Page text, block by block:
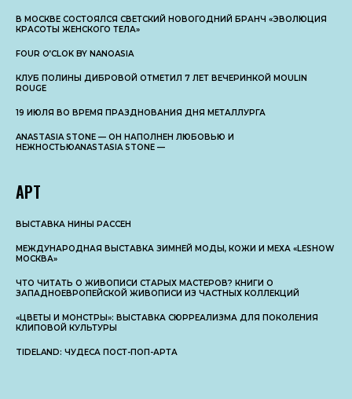
В МОСКВЕ СОСТОЯЛСЯ СВЕТСКИЙ НОВОГОДНИЙ БРАНЧ «ЭВОЛЮЦИЯ
КРАСОТЫ ЖЕНСКОГО ТЕЛА»
FOUR O’CLOK BY NANOASIA
КЛУБ ПОЛИНЫ ДИБРОВОЙ ОТМЕТИЛ 7 ЛЕТ ВЕЧЕРИНКОЙ MOULIN
ROUGE
19 ИЮЛЯ ВО ВРЕМЯ ПРАЗДНОВАНИЯ ДНЯ МЕТАЛЛУРГА
ANASTASIA STONE — ОН НАПОЛНЕН ЛЮБОВЬЮ И
НЕЖНОСТЬЮANASTASIA STONE —
АРТ
ВЫСТАВКА НИНЫ РАССЕН
МЕЖДУНАРОДНАЯ ВЫСТАВКА ЗИМНЕЙ МОДЫ, КОЖИ И МЕХА «LESHOW
МОСКВА»
ЧТО ЧИТАТЬ О ЖИВОПИСИ СТАРЫХ МАСТЕРОВ? КНИГИ О
ЗАПАДНОЕВРОПЕЙСКОЙ ЖИВОПИСИ ИЗ ЧАСТНЫХ КОЛЛЕКЦИЙ
«ЦВЕТЫ И МОНСТРЫ»: ВЫСТАВКА СЮРРЕАЛИЗМА ДЛЯ ПОКОЛЕНИЯ
КЛИПОВОЙ КУЛЬТУРЫ
TIDELAND: ЧУДЕСА ПОСТ-ПОП-АРТА